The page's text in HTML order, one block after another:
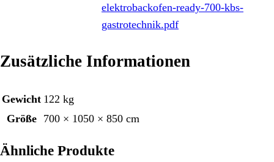
elektrobackofen-ready-700-kbs-
gastrotechnik.pdf
Zusätzliche Informationen
Gewicht 122 kg
Größe
700 × 1050 × 850 cm
Ähnliche Produkte